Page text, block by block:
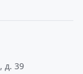
д. 39